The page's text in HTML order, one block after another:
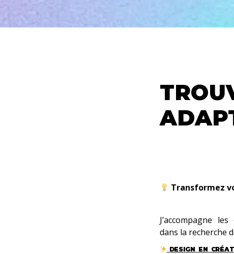
Transformez
J’accompagne
dans la recherche
DESIGN EN